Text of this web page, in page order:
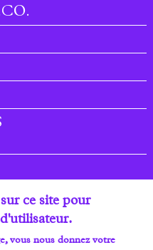
ce site pour
vous nous donnez votre